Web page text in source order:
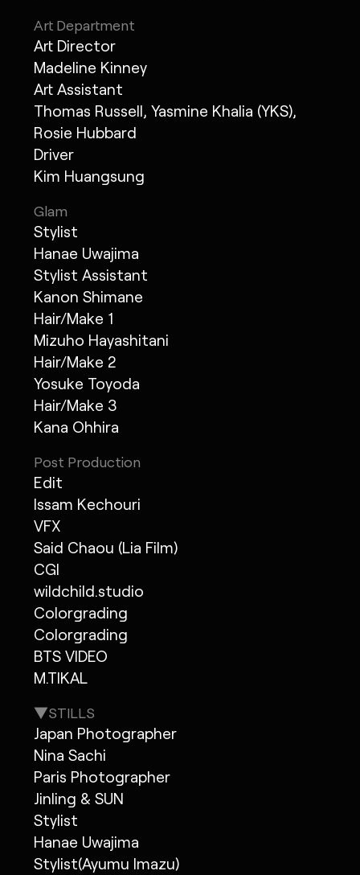
Art Department
Art Director
Madeline Kinney
Art Assistant
Thomas Russell, Yasmine Khalia (YKS),
Rosie Hubbard
Driver
Kim Huangsung
Glam
Stylist
Hanae Uwajima
Stylist Assistant
Kanon Shimane
Hair/Make 1
Mizuho Hayashitani
Hair/Make 2
Yosuke Toyoda
Hair/Make 3
Kana Ohhira
Post Production
Edit
Issam Kechouri
VFX
Said Chaou (Lia Film)
CGI
wildchild.studio
Colorgrading
Colorgrading
BTS VIDEO
M.TIKAL
▼STILLS
Japan Photographer
Nina Sachi
Paris Photographer
Jinling & SUN
Stylist
Hanae Uwajima
Stylist(Ayumu Imazu)